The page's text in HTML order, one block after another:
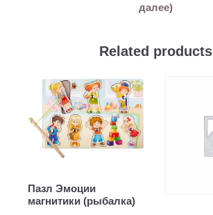
далее)
Related products
Пазл Эмоции
магнитики (рыбалка)